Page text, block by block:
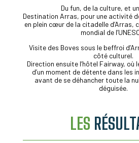
Du fun, de la culture, et
Destination Arras, pour une activité
en plein cœur de la citadelle d’Arras,
mondial de
Visite des Boves sous le beffroi
côté culturel.
Direction ensuite l’hôtel Fairway,
d’un moment de détente dans les
avant de se déhancher toute la
déguisée.
LES